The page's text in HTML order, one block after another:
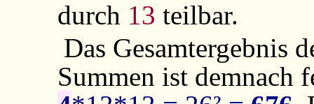
durch 13 teilbar.
Das Gesamtergebnis
Summen ist demnach